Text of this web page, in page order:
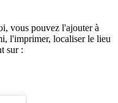
vous pouvez l'ajouter à
l'imprimer, localiser le lieu
sur :